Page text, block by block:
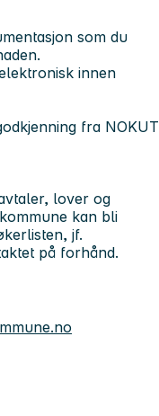
som du
innen
fra NOKUT
lover og
kan bli
jf.
på forhånd.